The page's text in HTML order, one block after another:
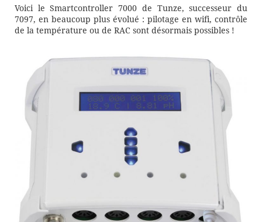
Voici le Smartcontroller 7000 de Tunze, successeur du
7097, en beaucoup plus évolué : pilotage en wifi, contrôle
de la température ou de RAC sont désormais possibles !